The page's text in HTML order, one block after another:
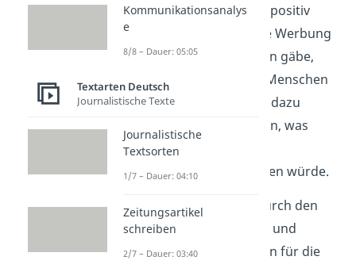
normalisiert und sogar positiv
darstellt. Wenn es keine Werbung
mehr für die Substanzen gäbe,
wären vor allem junge Menschen
von Anfang an weniger dazu
verleitet zu konsumieren, was
langfristig die Zahl der
Erkrankungen reduzieren würde.
Zusätzlich entstehen durch den
Konsum von Zigaretten und
Alkohol immense Kosten für die
Kommunikationsanalys
e
8/8 – Dauer: 05:05
Textarten Deutsch
Journalistische Texte
Journalistische
Textsorten
1/7 – Dauer: 04:10
Zeitungsartikel
schreiben
2/7 – Dauer: 03:40